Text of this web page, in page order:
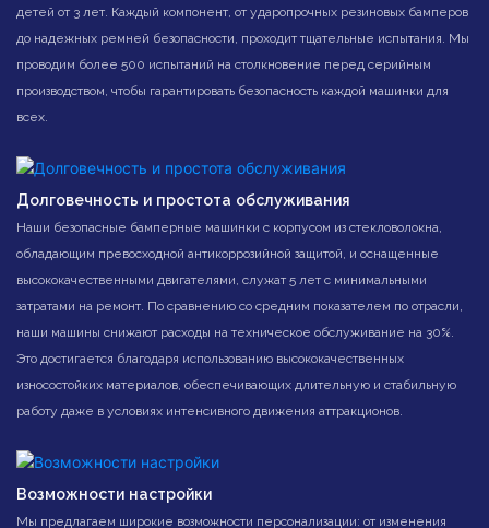
детей от 3 лет. Каждый компонент, от ударопрочных резиновых бамперов
до надежных ремней безопасности, проходит тщательные испытания. Мы
проводим более 500 испытаний на столкновение перед серийным
производством, чтобы гарантировать безопасность каждой машинки для
всех.
Долговечность и простота обслуживания
Наши безопасные бамперные машинки с корпусом из стекловолокна,
обладающим превосходной антикоррозийной защитой, и оснащенные
высококачественными двигателями, служат 5 лет с минимальными
затратами на ремонт. По сравнению со средним показателем по отрасли,
наши машины снижают расходы на техническое обслуживание на 30%.
Это достигается благодаря использованию высококачественных
износостойких материалов, обеспечивающих длительную и стабильную
работу даже в условиях интенсивного движения аттракционов.
Возможности настройки
Мы предлагаем широкие возможности персонализации: от изменения